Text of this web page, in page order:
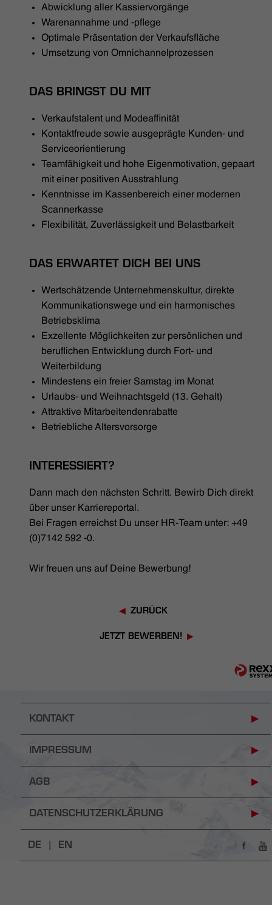
Abwicklung aller Kassiervorgänge
Warenannahme und -pflege
Optimale Präsentation der Verkaufsfläche
Umsetzung von Omnichannelprozessen
DAS BRINGST DU MIT
Verkaufstalent und Modeaffinität
Kontaktfreude sowie ausgeprägte Kunden- und
Serviceorientierung
Teamfähigkeit und hohe Eigenmotivation, gepaart
mit einer positiven Ausstrahlung
Kenntnisse im Kassenbereich einer modernen
Scannerkasse
Flexibilität, Zuverlässigkeit und Belastbarkeit
DAS ERWARTET DICH BEI UNS
Wertschätzende Unternehmenskultur, direkte
Kommunikationswege und ein harmonisches
Betriebsklima
Exzellente Möglichkeiten zur persönlichen und
beruflichen Entwicklung durch Fort- und
Weiterbildung
Mindestens ein freier Samstag im Monat
Urlaubs- und Weihnachtsgeld (13. Gehalt)
Attraktive Mitarbeitendenrabatte
Betriebliche Altersvorsorge
INTERESSIERT?
Dann mach den nächsten Schritt. Bewirb Dich direkt
über unser Karriereportal.
Bei Fragen erreichst Du unser HR-Team unter: +49
(0)7142 592 -0.
Wir freuen uns auf Deine Bewerbung!
ZURÜCK
JETZT BEWERBEN!
KONTAKT
IMPRESSUM
AGB
DATENSCHUTZERKLÄRUNG
DE | EN